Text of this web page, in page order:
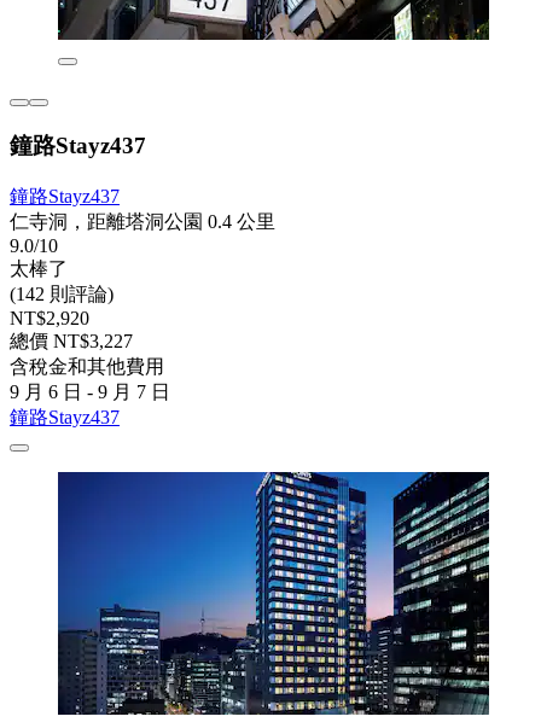
鐘路Stayz437
鐘路Stayz437
仁寺洞，距離塔洞公園 0.4 公里
9.0/10
太棒了
(142 則評論)
NT$2,920
總價 NT$3,227
含稅金和其他費用
9 月 6 日 - 9 月 7 日
鐘路Stayz437